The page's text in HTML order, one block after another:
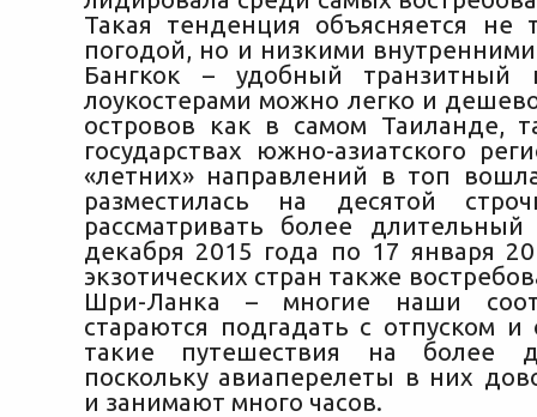
Такая тенденция объясняется не
погодой, но и низкими
Бангкок – удобный транзитный
лоукостерами можно легко и
островов как в самом Таиланде,
государствах южно-азиатского
«летних» направлений в топ
разместилась на десятой
рассматривать более
декабря 2015 года по 17 января
экзотических стран также
Шри-Ланка – многие наши
стараются подгадать с отпуском и
такие путешествия на более
поскольку авиаперелеты в них
и занимают много часов.